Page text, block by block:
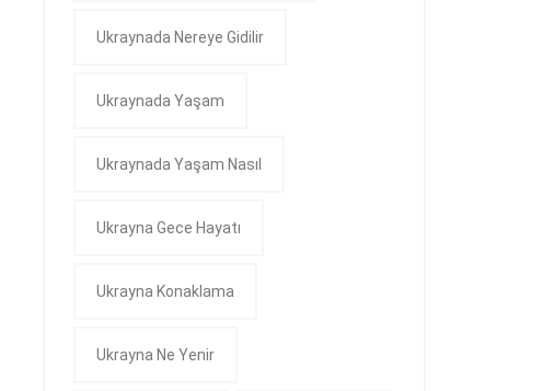
Ukraynada Nereye Gidilir
Ukraynada Yaşam
Ukraynada Yaşam Nasıl
Ukrayna Gece Hayatı
Ukrayna Konaklama
Ukrayna Ne Yenir